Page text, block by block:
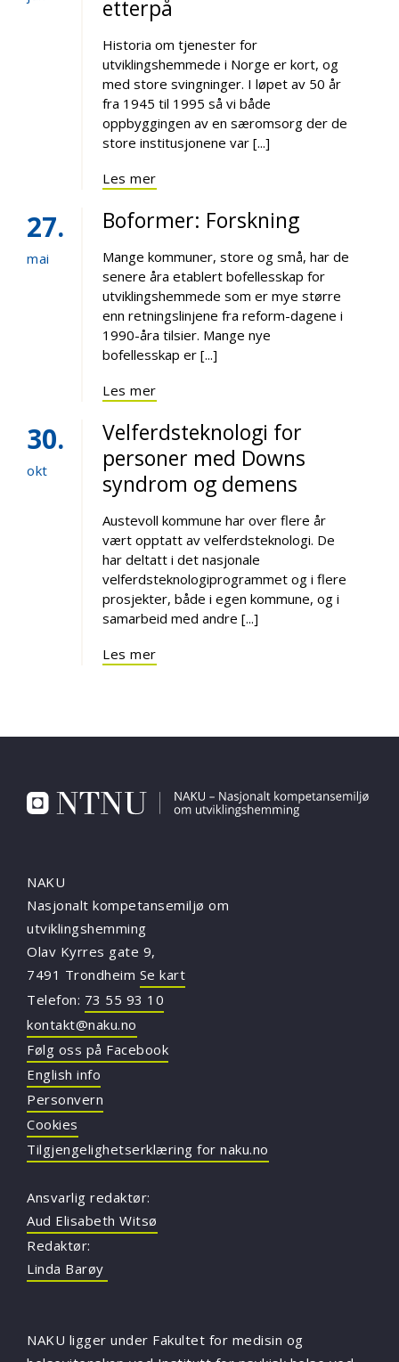
etterpå
Historia om tjenester for
utviklingshemmede i Norge er kort, og
med store svingninger. I løpet av 50 år
fra 1945 til 1995 så vi både
oppbyggingen av en særomsorg der de
store institusjonene var [...]
Les mer
27
mai
Boformer: Forskning
Mange kommuner, store og små, har de
senere åra etablert bofellesskap for
utviklingshemmede som er mye større
enn retningslinjene fra reform-dagene i
1990-åra tilsier. Mange nye
bofellesskap er [...]
Les mer
30
okt
Velferdsteknologi for
personer med Downs
syndrom og demens
Austevoll kommune har over flere år
vært opptatt av velferdsteknologi. De
har deltatt i det nasjonale
velferdsteknologiprogrammet og i flere
prosjekter, både i egen kommune, og i
samarbeid med andre [...]
Les mer
NAKU
Nasjonalt kompetansemiljø om
utviklingshemming
Olav Kyrres gate 9,
7491 Trondheim Se kart
Telefon: 73 55 93 10
kontakt@naku.no
Følg oss på Facebook
English info
Personvern
Cookies
Tilgjengelighetserklæring for naku.no
Ansvarlig redaktør:
Aud Elisabeth Witsø
Redaktør:
Linda Barøy
NAKU ligger under Fakultet for medisin og